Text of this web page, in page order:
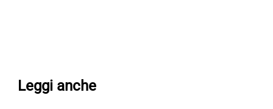
Leggi anche